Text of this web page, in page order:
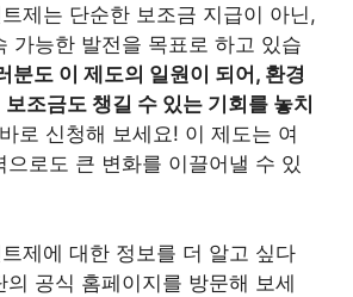
제는 단순한 보조금 지급이 아닌,
가능한 발전을 목표로 하고 있습
분도 이 제도의 일원이 되어, 환경
조금도 챙길 수 있는 기회를 놓치
로 신청해 보세요! 이 제도는 여
으로도 큰 변화를 이끌어낼 수 있
제에 대한 정보를 더 알고 싶다
의 공식 홈페이지를 방문해 보세